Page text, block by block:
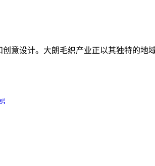
设计。大朗毛织产业正以其独特的地